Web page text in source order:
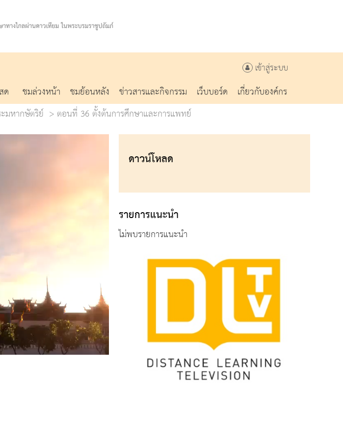
เข้าสู่ระบบ
ด ชมล่วงหน้า ชมย้อนหลัง ข่าวสารและกิจกรรม เว็บบอร์ด
เกี่ยวกับองค์กร
มหากษัตริย์ ตอนที่ 36 ตั้งต้นการศึกษาและการแพทย์
ดาวน์โหลด
รายการแนะนำ
ไม่พบรายการแนะนำ